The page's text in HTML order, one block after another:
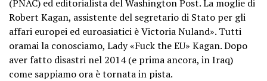
(PNAC) ed editorialista del Washington Post. La moglie di
Robert Kagan, assistente del segretario di Stato per gli
affari europei ed euroasiatici è Victoria Nuland». Tutti
oramai la conosciamo, Lady «Fuck the EU» Kagan. Dopo
aver fatto disastri nel 2014 (e prima ancora, in Iraq)
come sappiamo ora è tornata in pista.